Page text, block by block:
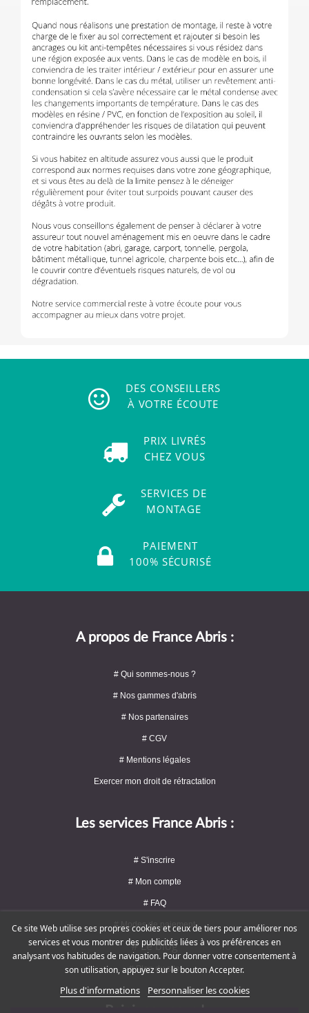
DES CONSEILLERS
À VOTRE ÉCOUTE
PRIX LIVRÉS
CHEZ VOUS
SERVICES DE
MONTAGE
PAIEMENT
100% SÉCURISÉ
A propos de France Abris :
# Qui sommes-nous ?
# Nos gammes d'abris
# Nos partenaires
# CGV
# Mentions légales
Exercer mon droit de rétractation
Les services France Abris :
# S'inscrire
# Mon compte
# FAQ
# Modes de paiement
# Le blog
# Plan du site
Ce site Web utilise ses propres cookies et ceux de tiers pour améliorer nos
services et vous montrer des publicités liées à vos préférences en
analysant vos habitudes de navigation. Pour donner votre consentement à
son utilisation, appuyez sur le bouton Accepter.
Plus d'informations Personnaliser les cookies